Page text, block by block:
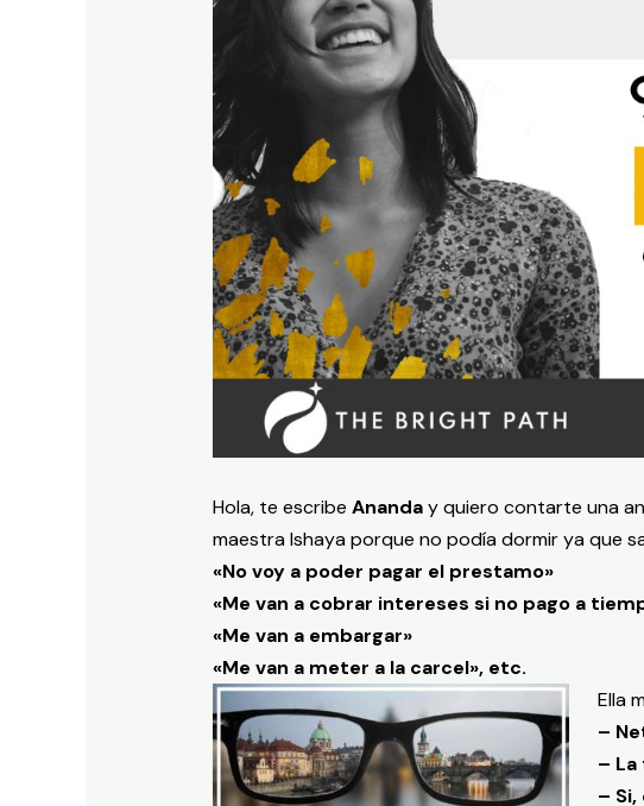
Hola, te escribe Ananday quiero contarte una
maestra Ishaya porque no podía dormir ya que
«No voy a poder pagar el prestamo»
«Me van a cobrar intereses si no pago a
«Me van a embargar»
«Me van a meter a la carcel», etc.
Ella
–
–
–